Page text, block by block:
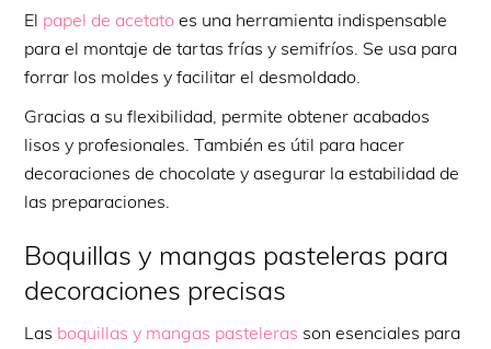
El papel de acetato es una herramienta indispensable
para el montaje de tartas frías y semifríos. Se usa para
forrar los moldes y facilitar el desmoldado.
Gracias a su flexibilidad, permite obtener acabados
lisos y profesionales. También es útil para hacer
decoraciones de chocolate y asegurar la estabilidad de
las preparaciones.
Boquillas y mangas pasteleras para
decoraciones precisas
Las boquillas y mangas pasteleras son esenciales para